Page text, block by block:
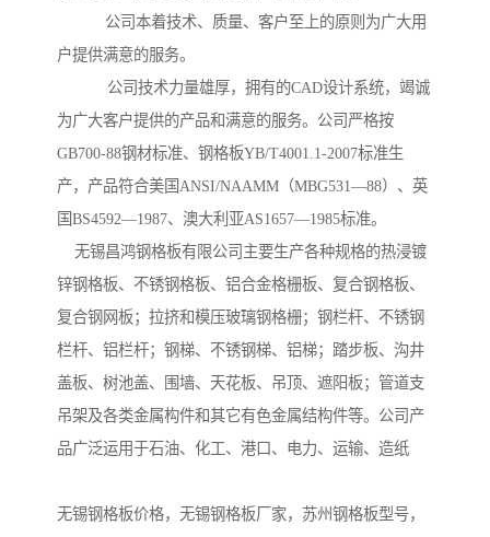
公司本着技术、质量、客户至上的原则为广大用
户提供满意的服务。
公司技术力量雄厚，拥有的CAD设计系统，竭诚
为广大客户提供的产品和满意的服务。公司严格按
GB700-88钢材标准、钢格板YB/T4001.1-2007标准生
产，产品符合美国ANSI/NAAMM（MBG531—88）、英
国BS4592—1987、澳大利亚AS1657—1985标准。
无锡昌鸿钢格板有限公司主要生产各种规格的热浸镀
锌钢格板、不锈钢格板、铝合金格栅板、复合钢格板、
复合钢网板；拉挤和模压玻璃钢格栅；钢栏杆、不锈钢
栏杆、铝栏杆；钢梯、不锈钢梯、铝梯；踏步板、沟井
盖板、树池盖、围墙、天花板、吊顶、遮阳板；管道支
吊架及各类金属构件和其它有色金属结构件等。公司产
品广泛运用于石油、化工、港口、电力、运输、造纸
无锡钢格板价格，无锡钢格板厂家，苏州钢格板型号，